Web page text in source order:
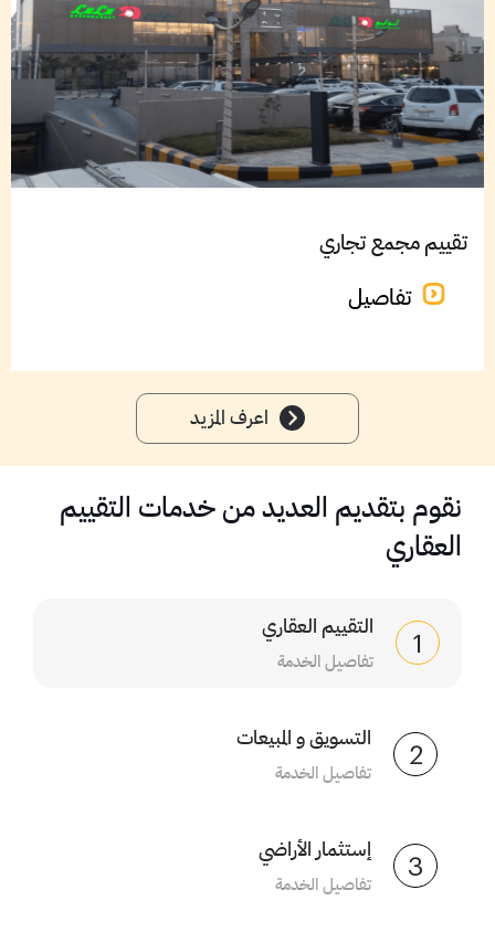
تقييم مجمع تجاري
تفاصيل
اعرف المزيد
نقوم بتقديم العديد من خدمات التقييم
العقاري
1
التقييم العقاري
تفاصيل الخدمة
2
التسويق و المبيعات
تفاصيل الخدمة
3
إستثمار الأراضي
تفاصيل الخدمة